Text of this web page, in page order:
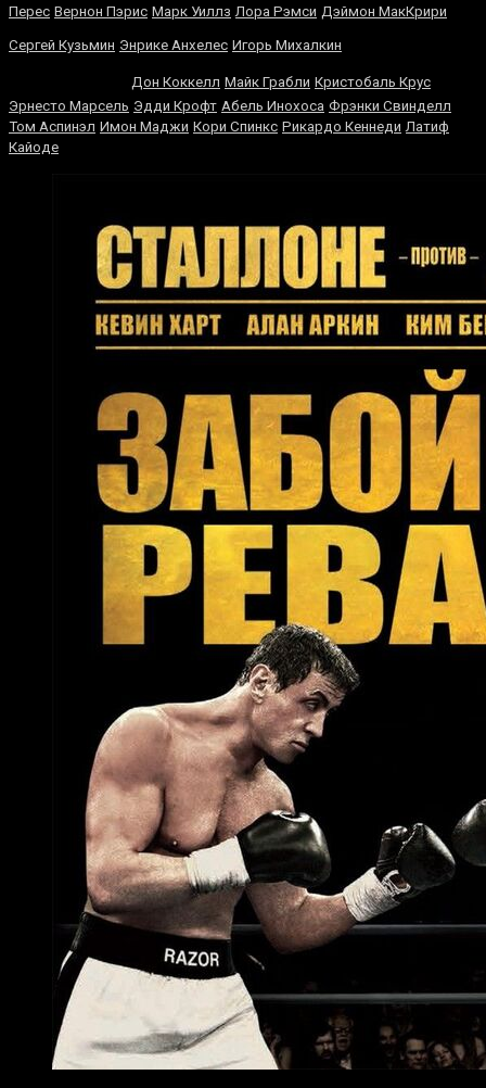
Перес Вернон Пэрис Марк Уиллз Лора Рэмси Дэймон МакКрири
Сергей Кузьмин Энрике Анхелес Игорь Михалкин
Дон Коккелл Майк Грабли Кристобаль Крус
Эрнесто Марсель Эдди Крофт Абель Инохоса Фрэнки Свинделл
Том Аспинэл Имон Маджи Кори Спинкс Рикардо Кеннеди Латиф
Кайоде